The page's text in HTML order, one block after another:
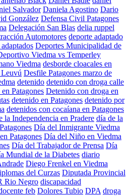
Salvador Daniela Agostino Dario
González Defensa Civil Patagones
Delegación San Blas delia ruppel
Automotores deporte adaptado
Deportes Municipalidad de
Viedma vs Temperley
Viedma desborde cloacales en
Desfile Patagones marzo de
detenido detenido con droga calle
Patagones Detenido con droga en
detenido en Patagones detenido por
detenidos con cocaíana en Patagones
la Independencia en Pradere día de la
Día del Inmigrante Viedma
Patagones Día del Niño en Viedma
Día del Trabajador de Prensa Día
Mundial de la Diabetes diario
Diego Frenkel en Viedma
del Curzas Diputada Provincial
Rio Negro discapacidad
feb Dolores Tubio DPA droga